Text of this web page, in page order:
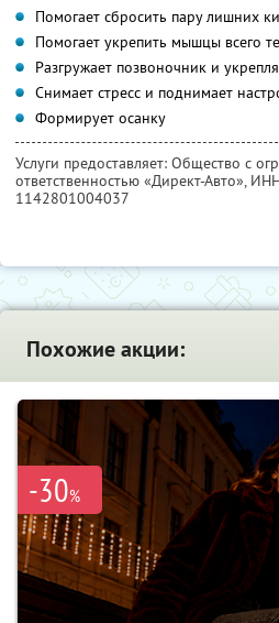
Помогает сбросить пару лишних
Помогает укрепить мышцы всего
Разгружает позвоночник и
Снимает стресс и поднимает
Формирует осанку
Услуги предоставляет: Общество с
ответственностью «Директ-Авто»,
1142801004037
Похожие акции:
-30%